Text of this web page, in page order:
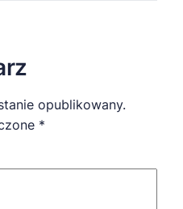
opublikowany.
*